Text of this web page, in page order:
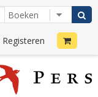
Registeren